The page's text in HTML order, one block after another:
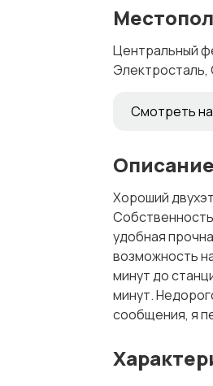
Центральный
Смотреть
Описание
Хороший
удобная
возможность
минут до
минут.
сообщения, я